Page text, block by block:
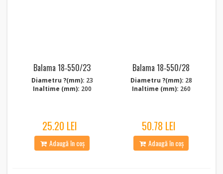
Balama 18‑550/23
Diametru ?(mm): 23
Inaltime (mm): 200
25.20 LEI
Adaugă în coș
Balama 18‑550/28
Diametru ?(mm): 28
Inaltime (mm): 260
50.78 LEI
Adaugă în coș